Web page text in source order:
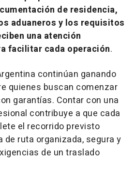
de residencia,
aduaneros y los requisitos
una atención
facilitar cada operación.
continúan ganando
quienes buscan comenzar
garantías. Contar con una
contribuye a que cada
el recorrido previsto
de ruta organizada, segura y
de un traslado